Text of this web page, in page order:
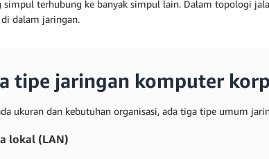
simpul terhubung ke banyak simpul lain. Dalam topologi
dalam jaringan.
tipe jaringan komputer
ukuran dan kebutuhan organisasi, ada tiga tipe umum
lokal (LAN)